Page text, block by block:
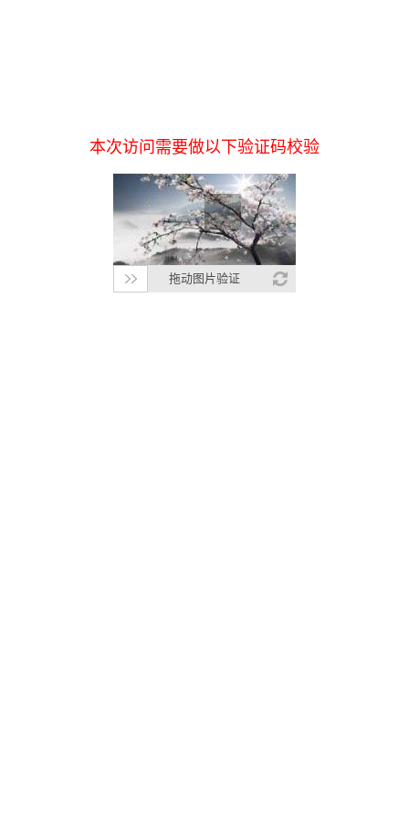
本次访问需要做以下验证码校验
拖动图片验证